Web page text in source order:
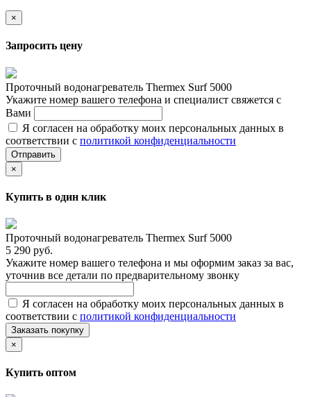
×
Запросить цену
Проточный водонагреватель Thermex Surf 5000
Укажите номер вашего телефона и специалист свяжется с
Вами
Я согласен на обработку моих персональных данных в
соответствии с политикой конфиденциальности
Отправить
×
Купить в один клик
Проточный водонагреватель Thermex Surf 5000
5 290 руб.
Укажите номер вашего телефона и мы оформим заказ за вас,
уточнив все детали по предварительному звонку
Я согласен на обработку моих персональных данных в
соответствии с политикой конфиденциальности
Заказать покупку
×
Купить оптом